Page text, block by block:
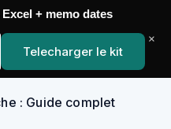
: Guide complet
+ memo dates
Telecharger le kit
×